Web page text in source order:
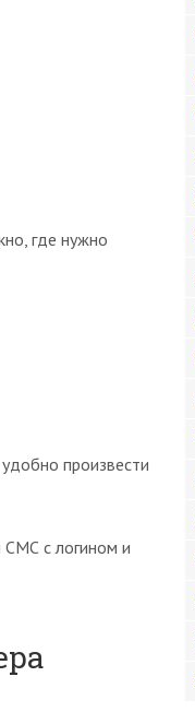
где нужно
произвести
СМС с логином и